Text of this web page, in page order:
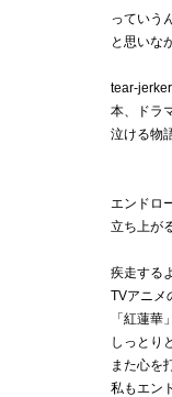
っていう
と思いな
tear-
本、ドラ
泣ける物
エンドロ
立ち上が
疾走する
TVアニメ
「紅蓮華
しっとり
また心を
私もエン